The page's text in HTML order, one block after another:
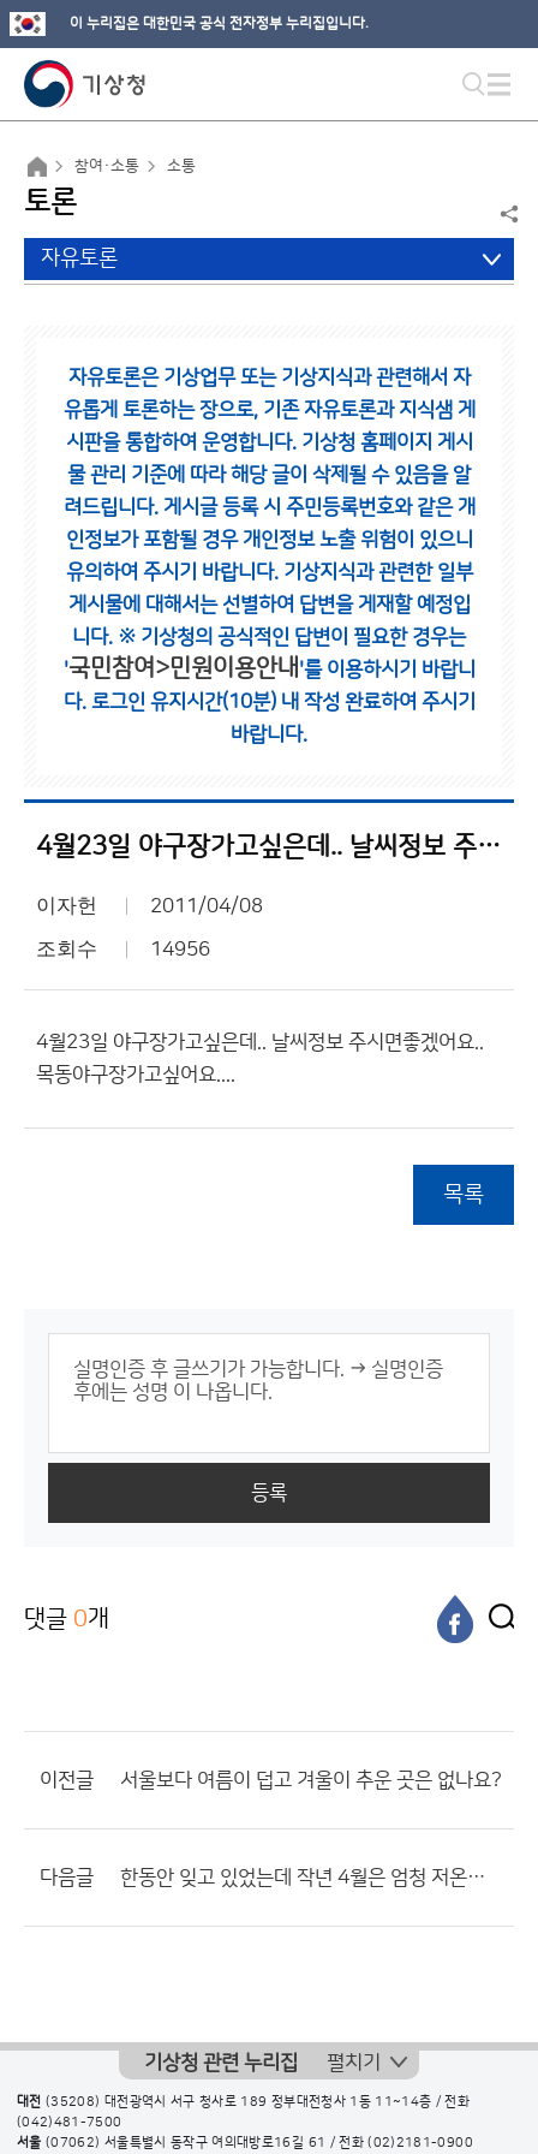
이 누리집은 대한민국 공식 전자정부 누리집입니다.
참여·소통 소통
토론
자유토론
자유토론은 기상업무 또는 기상지식과 관련해서 자
유롭게 토론하는 장으로, 기존 자유토론과 지식샘 게
시판을 통합하여 운영합니다. 기상청 홈페이지 게시
물 관리 기준에 따라 해당 글이 삭제될 수 있음을 알
려드립니다. 게시글 등록 시 주민등록번호와 같은 개
인정보가 포함될 경우 개인정보 노출 위험이 있으니
유의하여 주시기 바랍니다. 기상지식과 관련한 일부
게시물에 대해서는 선별하여 답변을 게재할 예정입
니다. ※ 기상청의 공식적인 답변이 필요한 경우는
'국민참여>민원이용안내 '를 이용하시기 바랍니
다. 로그인 유지시간(10분) 내 작성 완료하여 주시기
바랍니다.
4월23일 야구장가고싶은데.. 날씨정보 주시면좋겠어요..
이자헌 2011/04/08
조회수 14956
4월23일 야구장가고싶은데.. 날씨정보 주시면좋겠어요..
목동야구장가고싶어요....
목록
등록
댓글 0개
이전글 서울보다 여름이 덥고 겨울이 추운 곳은 없나요?
다음글 한동안 잊고 있었는데 작년 4월은 엄청 저온이었죠.
기상청 관련 누리집 펼치기
대전 (35208) 대전광역시 서구 청사로 189 정부대전청사 1동 11~14층 / 전화
(042)481-7500
서울 (07062) 서울특별시 동작구 여의대방로16길 61 / 전화(02)2181-0900